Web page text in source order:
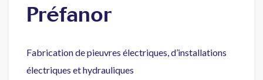
Préfanor
Fabrication de pieuvres électriques, d’installations
électriques et hydrauliques